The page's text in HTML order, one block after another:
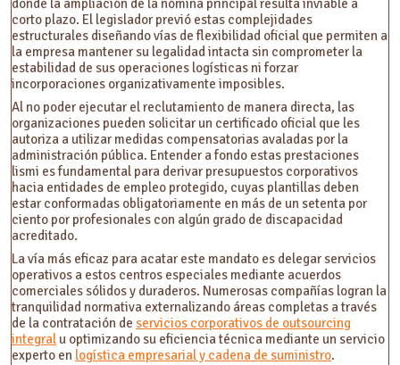
donde la ampliación de la nómina principal resulta inviable a
corto plazo. El legislador previó estas complejidades
estructurales diseñando vías de flexibilidad oficial que permiten a
la empresa mantener su legalidad intacta sin comprometer la
estabilidad de sus operaciones logísticas ni forzar
incorporaciones organizativamente imposibles.
Al no poder ejecutar el reclutamiento de manera directa, las
organizaciones pueden solicitar un certificado oficial que les
autoriza a utilizar medidas compensatorias avaladas por la
administración pública. Entender a fondo estas prestaciones
lismi es fundamental para derivar presupuestos corporativos
hacia entidades de empleo protegido, cuyas plantillas deben
estar conformadas obligatoriamente en más de un setenta por
ciento por profesionales con algún grado de discapacidad
acreditado.
La vía más eficaz para acatar este mandato es delegar servicios
operativos a estos centros especiales mediante acuerdos
comerciales sólidos y duraderos. Numerosas compañías logran la
tranquilidad normativa externalizando áreas completas a través
de la contratación de servicios corporativos de outsourcing
integral u optimizando su eficiencia técnica mediante un servicio
experto en logística empresarial y cadena de suministro.